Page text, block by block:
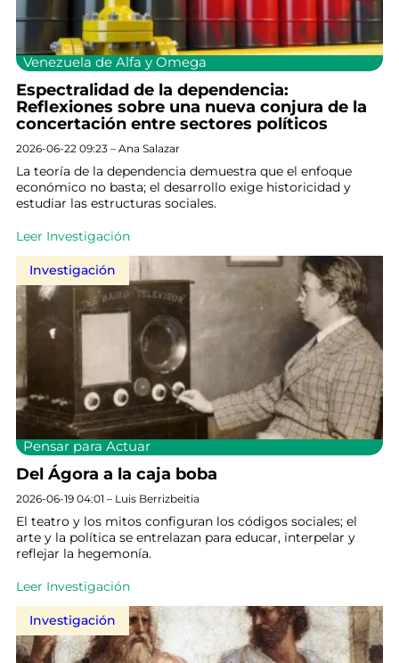
Venezuela de Alfa y Omega
Espectralidad de la dependencia:
Reflexiones sobre una nueva conjura de la
concertación entre sectores políticos
2026-06-22 09:23 – Ana Salazar
La teoría de la dependencia demuestra que el enfoque
económico no basta; el desarrollo exige historicidad y
estudiar las estructuras sociales.
Leer Investigación
Investigación
Pensar para Actuar
Del Ágora a la caja boba
2026-06-19 04:01 – Luis Berrizbeitia
El teatro y los mitos configuran los códigos sociales; el
arte y la política se entrelazan para educar, interpelar y
reflejar la hegemonía.
Leer Investigación
Investigación